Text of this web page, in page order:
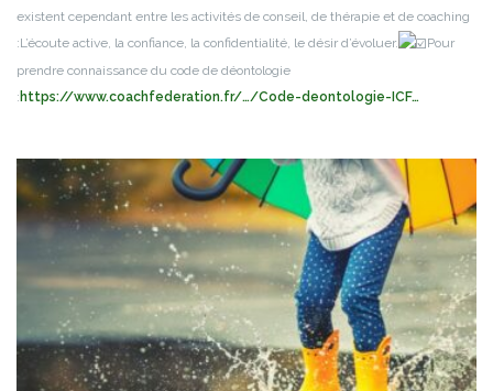
existent cependant entre les activités de conseil, de thérapie et de coaching
:L’écoute active, la confiance, la confidentialité, le désir d’évoluer.
Pour
prendre connaissance du code de déontologie
: https://www.coachfederation.fr/…/Code-deontologie-ICF…